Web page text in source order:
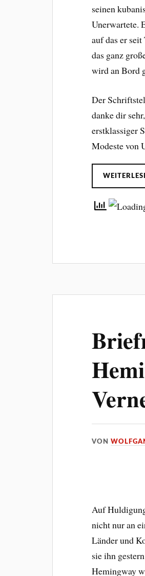
seinen
Unerwartete.
auf das er
das ganz
wird an Bord
Der
danke dir
erstklassiger
Modeste von
VON
Auf
nicht nur an
Länder und
sie ihn
Hemingway